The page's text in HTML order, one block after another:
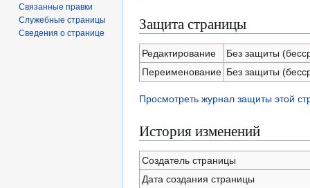
Защита страницы
Редактирование
Без защиты
Переименование Без защиты
Просмотреть журнал защиты этой
История изменений
Создатель страницы
Дата создания страницы
Связанные правки
Служебные страницы
Сведения о странице